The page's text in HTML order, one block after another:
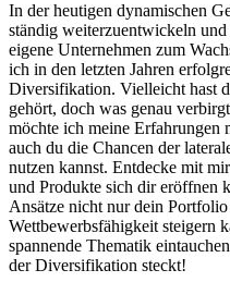
In der heutigen​ dynamischen
ständig⁢ weiterzuentwickeln
eigene Unternehmen zum‌
ich in den letzten Jahren
Diversifikation. Vielleicht hast
gehört, doch was genau⁢
möchte​ ich meine
auch du die Chancen der
nutzen kannst. Entdecke mit
und Produkte sich dir eröffnen
Ansätze nicht ⁣nur dein
Wettbewerbsfähigkeit steigern
spannende Thematik
der Diversifikation steckt!